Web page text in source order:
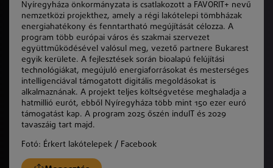
Nyíregyháza önkormányzata is csatlakozott a FAVORIT+ nevű
nemzetközi projekthez, amely a régi lakótelepi tömbházak
energiahatékony és fenntartható megújítását célozza. A
program több európai város és szakmai szervezet
együttműködésével valósul meg, vezető partnere Bukarest
egyik kerülete. A fejlesztések során bioalapú felújítási
technológiákat, megújuló energiaforrásokat és mesterséges
intelligenciával támogatott digitális megoldásokat is
alkalmaznának. A projekt teljes költségvetése meghaladja a
hatmillió eurót, ebből Nyíregyháza több mint 150 ezer euró
támogatást kap. A program 2025 őszén indulT és 2029
tavaszáig tart majd.
Fotó: Érkert lakótelepek / Facebook